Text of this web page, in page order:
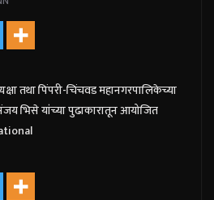
तथा पिंपरी-चिंचवड महानगरपालिकेच्या
भिसे यांच्या पुढाकारातून आयोजित